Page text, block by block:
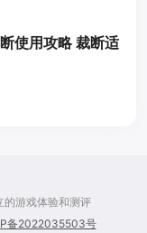
使用攻略 裁断适
备2022035503号
的游戏体验和测评